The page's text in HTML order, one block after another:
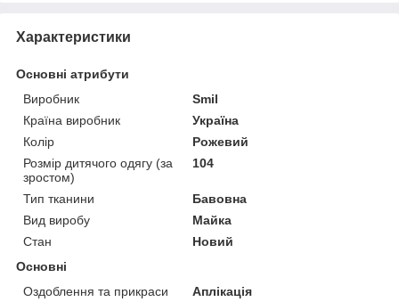
Характеристики
Основні атрибути
Виробник
Smil
Країна виробник
Україна
Колір
Рожевий
Розмір дитячого одягу (за
зростом)
104
Тип тканини
Бавовна
Вид виробу
Майка
Стан
Новий
Основні
Оздоблення та прикраси
Аплікація